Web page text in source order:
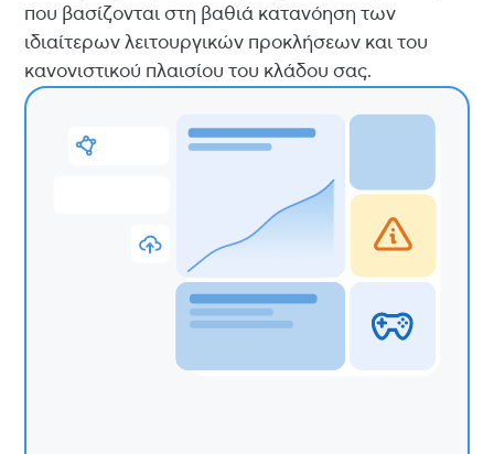
που βασίζονται στη βαθιά κατανόηση των
ιδιαίτερων λειτουργικών προκλήσεων και του
κανονιστικού πλαισίου του κλάδου σας.